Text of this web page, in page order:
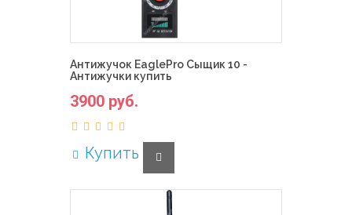
Антижучок EaglePro Сыщик 10 -
Антижучки купить
3900 руб.
Купить